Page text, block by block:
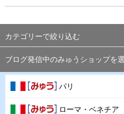
カテゴリーで絞り込む
ブログ発信中のみゅうショップを
パリ
ローマ・ベネチア